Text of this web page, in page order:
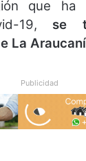
que ha
19, se
La
Publicidad